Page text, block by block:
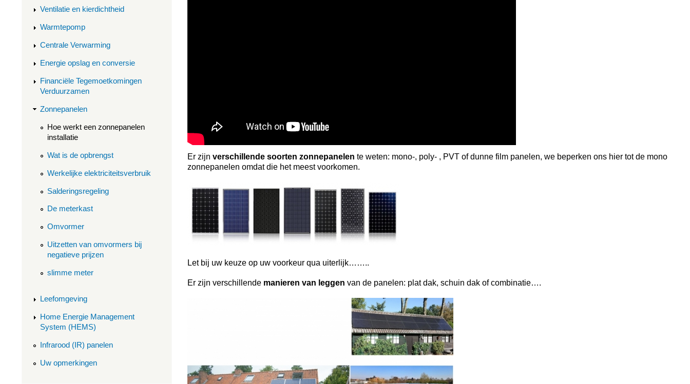
Er zijn verschillende soorten zonnepanelen te weten: mono-, poly- , PVT of dunne film panelen, we beperken ons hier tot de mono
zonnepanelen omdat die het meest voorkomen.
Let bij uw keuze op uw voorkeur qua uiterlijk……..
Er zijn verschillende manieren van leggen van de panelen: plat dak, schuin dak of combinatie….
Ventilatie en kierdichtheid
Warmtepomp
Centrale Verwarming
Energie opslag en conversie
Financiële Tegemoetkomingen
Verduurzamen
Zonnepanelen
Hoe werkt een zonnepanelen
installatie
Wat is de opbrengst
Werkelijke elektriciteitsverbruik
Salderingsregeling
De meterkast
Omvormer
Uitzetten van omvormers bij
negatieve prijzen
slimme meter
Leefomgeving
Home Energie Management
System (HEMS)
Infrarood (IR) panelen
Uw opmerkingen